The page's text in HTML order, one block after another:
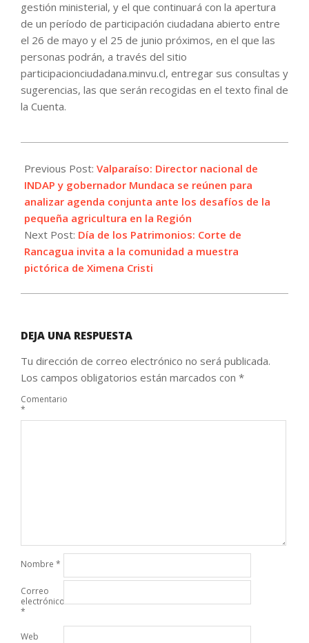
gestión ministerial, y el que continuará con la apertura
de un período de participación ciudadana abierto entre
el 26 de mayo y el 25 de junio próximos, en el que las
personas podrán, a través del sitio
participacionciudadana.minvu.cl, entregar sus consultas y
sugerencias, las que serán recogidas en el texto final de
la Cuenta.
05-
26
Previous Post: Valparaíso: Director nacional de
INDAP y gobernador Mundaca se reúnen para
analizar agenda conjunta ante los desafíos de la
pequeña agricultura en la Región
Next Post: Día de los Patrimonios: Corte de
Rancagua invita a la comunidad a muestra
pictórica de Ximena Cristi
DEJA UNA RESPUESTA
Tu dirección de correo electrónico no será publicada.
Los campos obligatorios están marcados con *
Comentario
*
Nombre *
Correo
electrónico
*
Web